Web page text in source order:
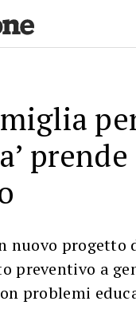
nuovo progetto
preventivo a
problemi